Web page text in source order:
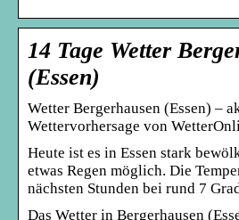
14 Tage Wetter
(Essen)
Wetter Bergerhausen (Essen) –
Wettervorhersage von
Heute ist es in Essen stark
etwas Regen möglich. Die
nächsten Stunden bei rund 7
Das Wetter in Bergerhausen